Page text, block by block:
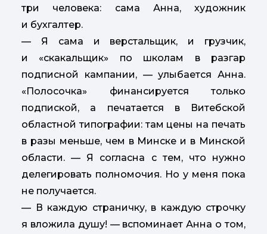
три человека: сама Анна, художник
и бухгалтер.
— Я сама и верстальщик, и грузчик,
и «скакальщик» по школам в разгар
подписной кампании, — улыбается Анна.
«Полосочка» финансируется только
подпиской, а печатается в Витебской
областной типографии: там цены на печать
в разы меньше, чем в Минске и в Минской
области. — Я согласна с тем, что нужно
делегировать полномочия. Но у меня пока
не получается.
— В каждую страничку, в каждую строчку
я вложила душу! — вспоминает Анна о том,